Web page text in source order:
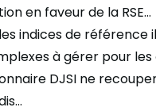
en faveur de la RSE…
indices de
à gérer pour
DJSI ne